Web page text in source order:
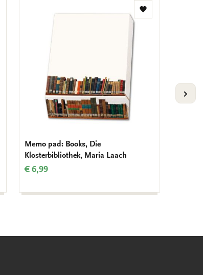
Add
Memo pad: Books, Die
Klosterbibliothek, Maria Laach
€ 6,99